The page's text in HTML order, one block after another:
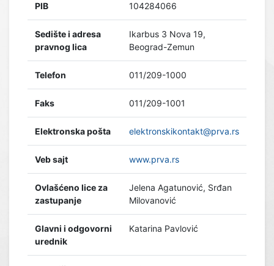
PIB 104284066
Sedište i adresa
pravnog lica
Ikarbus 3 Nova 19,
Beograd-Zemun
Telefon 011/209-1000
Faks 011/209-1001
Elektronska pošta elektronskikontakt@prva.rs
Veb sajt www.prva.rs
Ovlašćeno lice za
zastupanje
Jelena Agatunović, Srđan
Milovanović
Glavni i odgovorni
urednik
Katarina Pavlović